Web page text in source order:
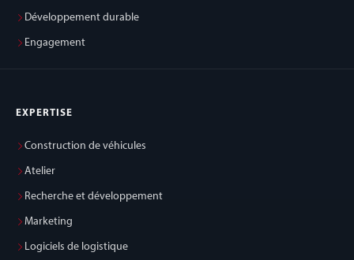
Développement durable
Engagement
EXPERTISE
Construction de véhicules
Atelier
Recherche et développement
Marketing
Logiciels de logistique